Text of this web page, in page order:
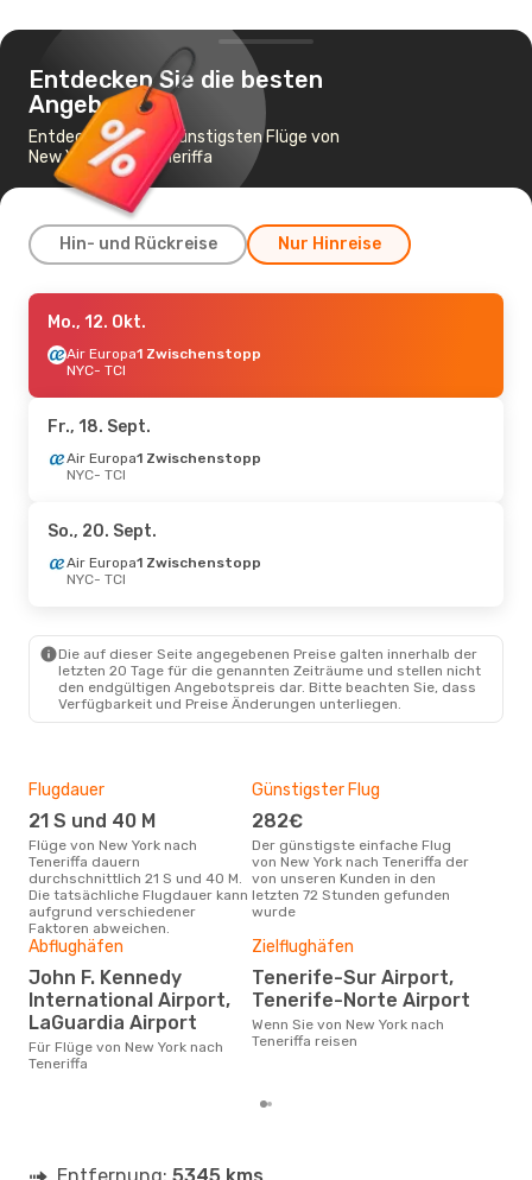
Entdecken Sie die besten
Angebote
Entdecken Sie die günstigsten Flüge von
New York nach Teneriffa
Hin- und Rückreise Nur Hinreise
Mi., 23. Sept.
Air Europa1 Zwischenstopp
NYC- TCI
TCI- NYC
Mo., 5. Okt.- Mi., 14. Okt.
American Airlines
1 Zwischenstopp
TCI - NYC
Air Europa
1 Zwischenstopp
NYC- TCI
Air Europa1 Zwischenstopp
TCI- NYC
Mo., 12. Okt.
Air Europa1 Zwischenstopp
NYC- TCI
Fr., 18. Sept.
Air Europa1 Zwischenstopp
NYC- TCI
So., 20. Sept.
Air Europa1 Zwischenstopp
NYC- TCI
Die auf dieser Seite angegebenen Preise galten innerhalb der
letzten 20 Tage für die genannten Zeiträume und stellen nicht
den endgültigen Angebotspreis dar. Bitte beachten Sie, dass
Verfügbarkeit und Preise Änderungen unterliegen.
Flugdauer
21 S und 40 M
Flüge von New York nach
Teneriffa dauern
durchschnittlich 21 S und 40 M.
Die tatsächliche Flugdauer kann
aufgrund verschiedener
Faktoren abweichen.
Günstigster Flug
282€
Der günstigste einfache Flug
von New York nach Teneriffa der
von unseren Kunden in den
letzten 72 Stunden gefunden
wurde
Abflughäfen
John F. Kennedy
International Airport,
LaGuardia Airport
Für Flüge von New York nach
Teneriffa
Zielflughäfen
Tenerife-Sur Airport,
Tenerife-Norte Airport
Wenn Sie von New York nach
Teneriffa reisen